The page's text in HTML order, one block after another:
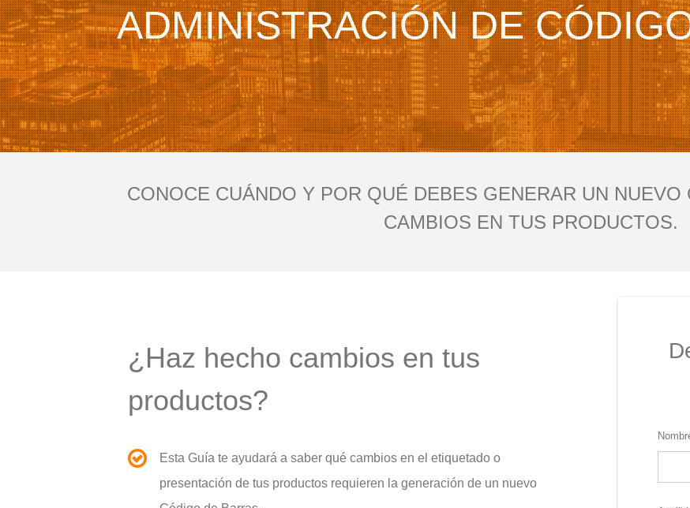
ADMINISTRACIÓN DE
CONOCE CUÁNDO Y POR QUÉ DEBES GENERAR UN
CAMBIOS EN TUS PRODUCTOS.
¿Haz hecho cambios en tus
productos?
Esta Guía te ayudará a saber qué cambios en el etiquetado o
presentación de tus productos requieren la generación de un nuevo